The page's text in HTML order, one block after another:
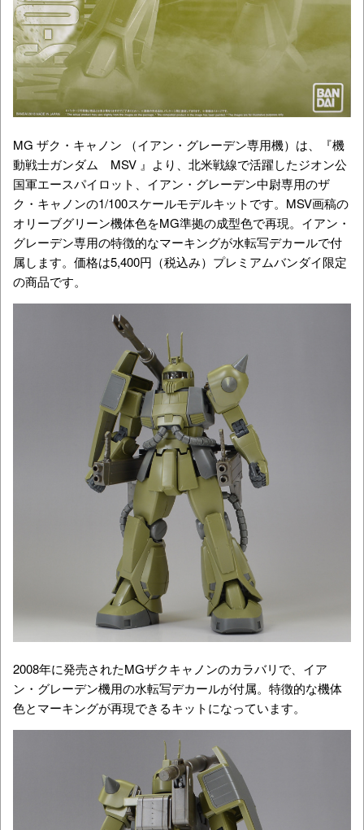
MG ザク・キャノン （イアン・グレーデン専用機）は、『機
動戦士ガンダム MSV 』より、北米戦線で活躍したジオン公
国軍エースパイロット、イアン・グレーデン中尉専用のザ
ク・キャノンの1/100スケールモデルキットです。MSV画稿の
オリーブグリーン機体色をMG準拠の成型色で再現。イアン・
グレーデン専用の特徴的なマーキングが水転写デカールで付
属します。価格は5,400円（税込み）プレミアムバンダイ限定
の商品です。
2008年に発売されたMGザクキャノンのカラバリで、イア
ン・グレーデン機用の水転写デカールが付属。特徴的な機体
色とマーキングが再現できるキットになっています。